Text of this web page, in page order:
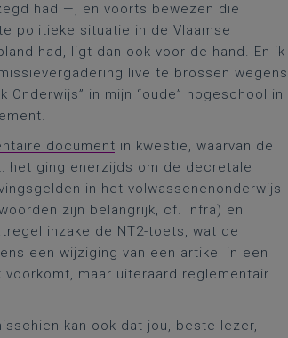
had —, en voorts bewezen die
politieke situatie in de Vlaamse
had, ligt dan ook voor de hand. En ik
live te brossen wegens
in mijn “oude” hogeschool in
document in kwestie, waarvan de
het ging enerzijds om de decretale
in het volwassenenonderwijs
zijn belangrijk, cf. infra) en
inzake de NT2-toets, wat de
een wijziging van een artikel in een
maar uiteraard reglementair
kan ook dat jou, beste lezer,